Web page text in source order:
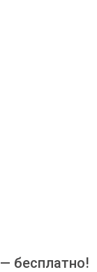
бесплатно!